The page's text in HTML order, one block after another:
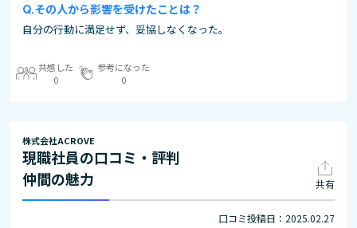
その人から影響を受けたことは？
自分の行動に満足せず、妥協しなくなった。
共感した
0
参考になった
0
株式会社ACROVE
現職社員の口コミ・評判
仲間の魅力
共有
口コミ投稿日：2025.02.27